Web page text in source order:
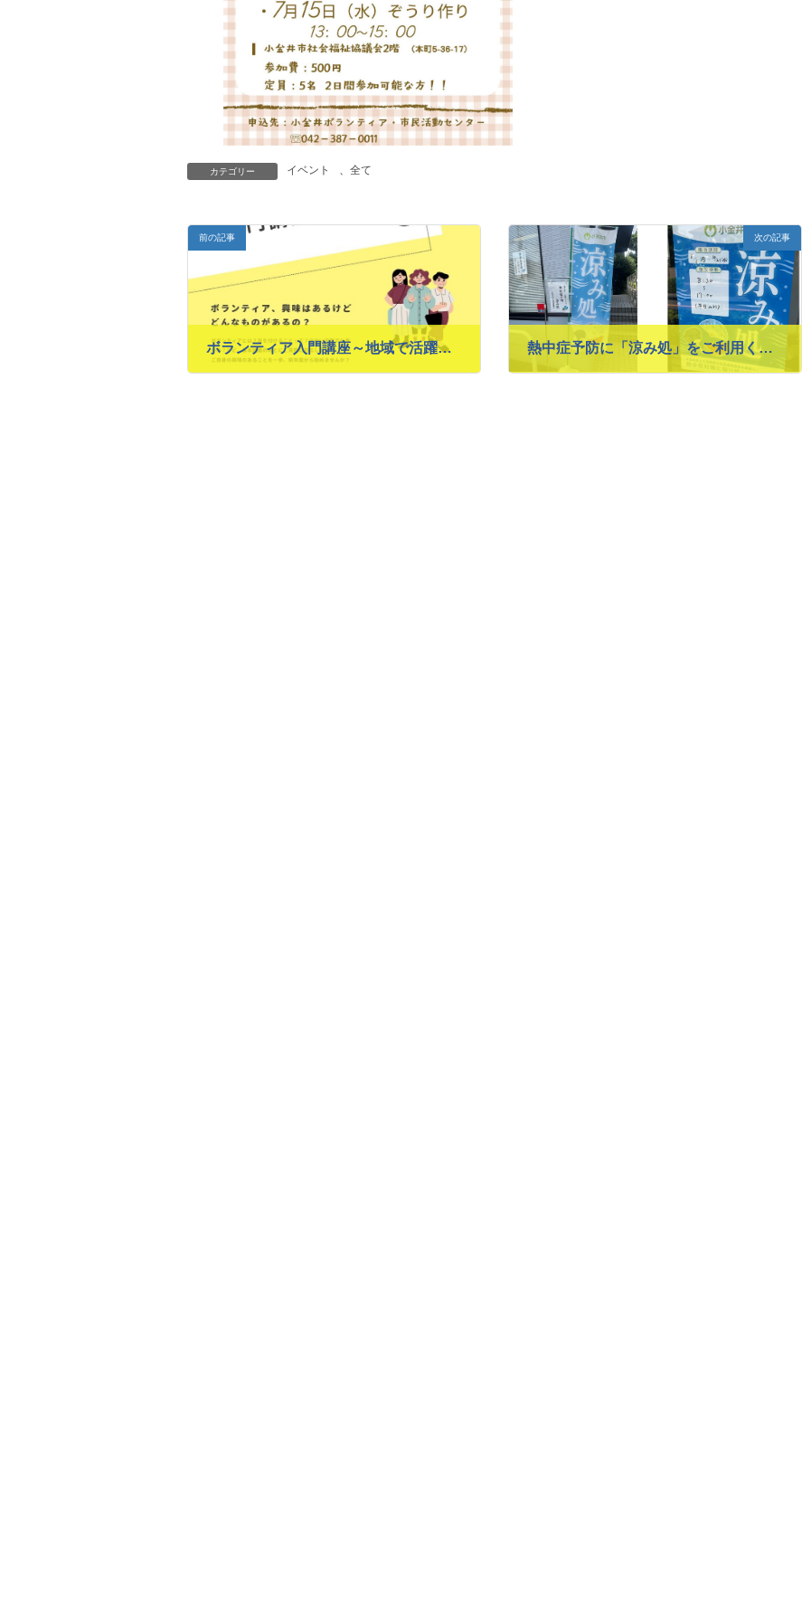
カテゴリー イベント 、 全て
前の記事
ボランティア入門講座～地域で活躍してみませんか！～
次の記事
熱中症予防に「涼み処」をご利用ください